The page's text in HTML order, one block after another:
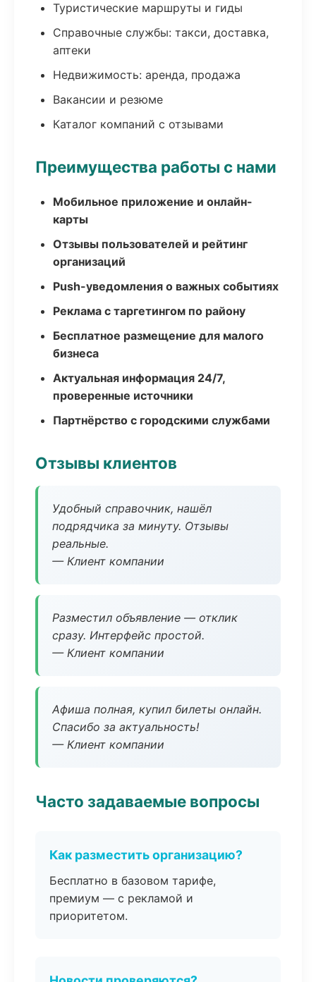
Туристические маршруты и гиды
Справочные службы: такси, доставка,
аптеки
Недвижимость: аренда, продажа
Вакансии и резюме
Каталог компаний с отзывами
Преимущества работы с нами
Мобильное приложение и онлайн-
карты
Отзывы пользователей и рейтинг
организаций
Push-уведомления о важных событиях
Реклама с таргетингом по району
Бесплатное размещение для малого
бизнеса
Актуальная информация 24/7,
проверенные источники
Партнёрство с городскими службами
Отзывы клиентов
Удобный справочник, нашёл
подрядчика за минуту. Отзывы
реальные.
— Клиент компании
Разместил объявление — отклик
сразу. Интерфейс простой.
— Клиент компании
Афиша полная, купил билеты онлайн.
Спасибо за актуальность!
— Клиент компании
Часто задаваемые вопросы
Как разместить организацию?
Бесплатно в базовом тарифе,
премиум — с рекламой и
приоритетом.